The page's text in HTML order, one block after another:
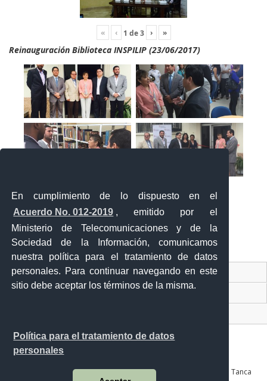
En cumplimiento de lo dispuesto en el
Acuerdo No. 012-2019 , emitido por el
Ministerio de Telecomunicaciones y de la
Sociedad de la Información, comunicamos
nuestra política para el tratamiento de datos
personales. Para continuar navegando en este
sitio debe aceptar los términos de la misma.
Política para el tratamiento de datos
personales
« ‹ 1 de3 › »
Reinauguración Biblioteca INSPILIP (23/06/2017)
Contacto Ciudadano Digital
Av. Julián Coronel 905 entre Esmeraldas y José Mascote Av. Juan Tanca